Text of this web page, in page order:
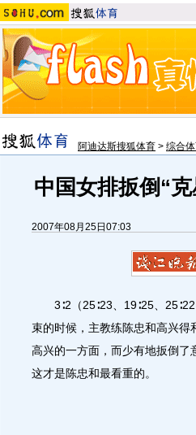
阿迪达斯搜狐体育 > 综合
中国女排扳倒“
2007年08月25日07:03
3∶2（25∶23、19∶25、25∶22
束的时候，主教练陈忠和高兴
高兴的一方面，而少有地扳倒了
这才是陈忠和最看重的。